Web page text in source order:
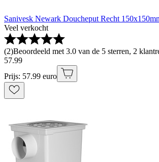
Sanivesk Newark Doucheput Recht
Veel verkocht
(2)Beoordeeld met 3.0 van de 5 sterren, 2
57.99
Prijs: 57.99 euro